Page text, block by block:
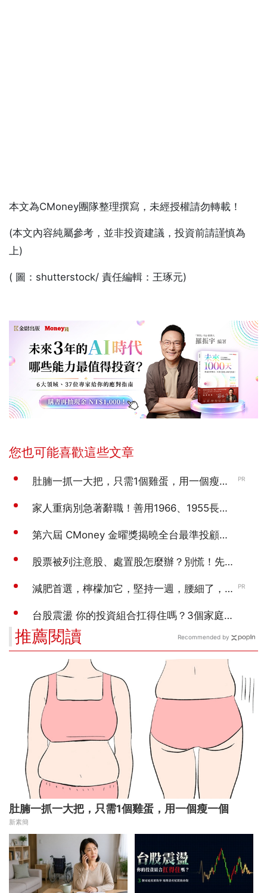
本文為CMoney團隊整理撰寫，未經授權請勿轉載！
(本文內容純屬參考，並非投資建議，投資前請謹慎為
上)
( 圖：shutterstock/ 責任編輯：王琢元)
推薦閱讀
肚腩一抓一大把，只需1個雞蛋，用一個瘦一個
新素簡
Recommended by